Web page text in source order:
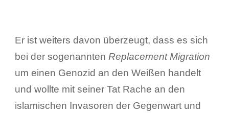
Er ist weiters davon überzeugt, dass es sich
bei der sogenannten Replacement Migration
um einen Genozid an den Weißen handelt
und wollte mit seiner Tat Rache an den
islamischen Invasoren der Gegenwart und